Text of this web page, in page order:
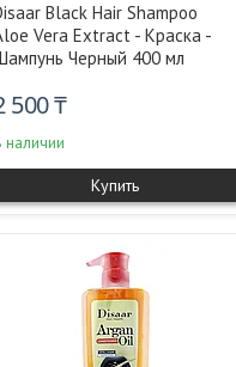
Black Hair Shampoo
Vera Extract - Краска -
Черный 400 мл
500 ₸
наличии
Купить